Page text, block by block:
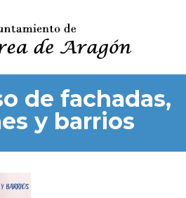
de fachadas,
y barrios